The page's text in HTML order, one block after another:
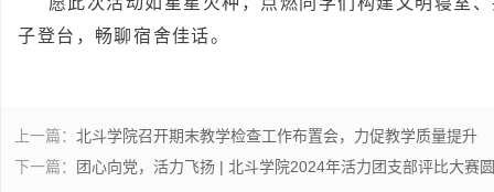
子登台，畅聊宿舍佳话。
上一篇： 北斗学院召开期末教学检查工作布置会，力促教学质量提升
下一篇：
团心向党，活力飞扬 | 北斗学院2024年活力团支部评比大赛